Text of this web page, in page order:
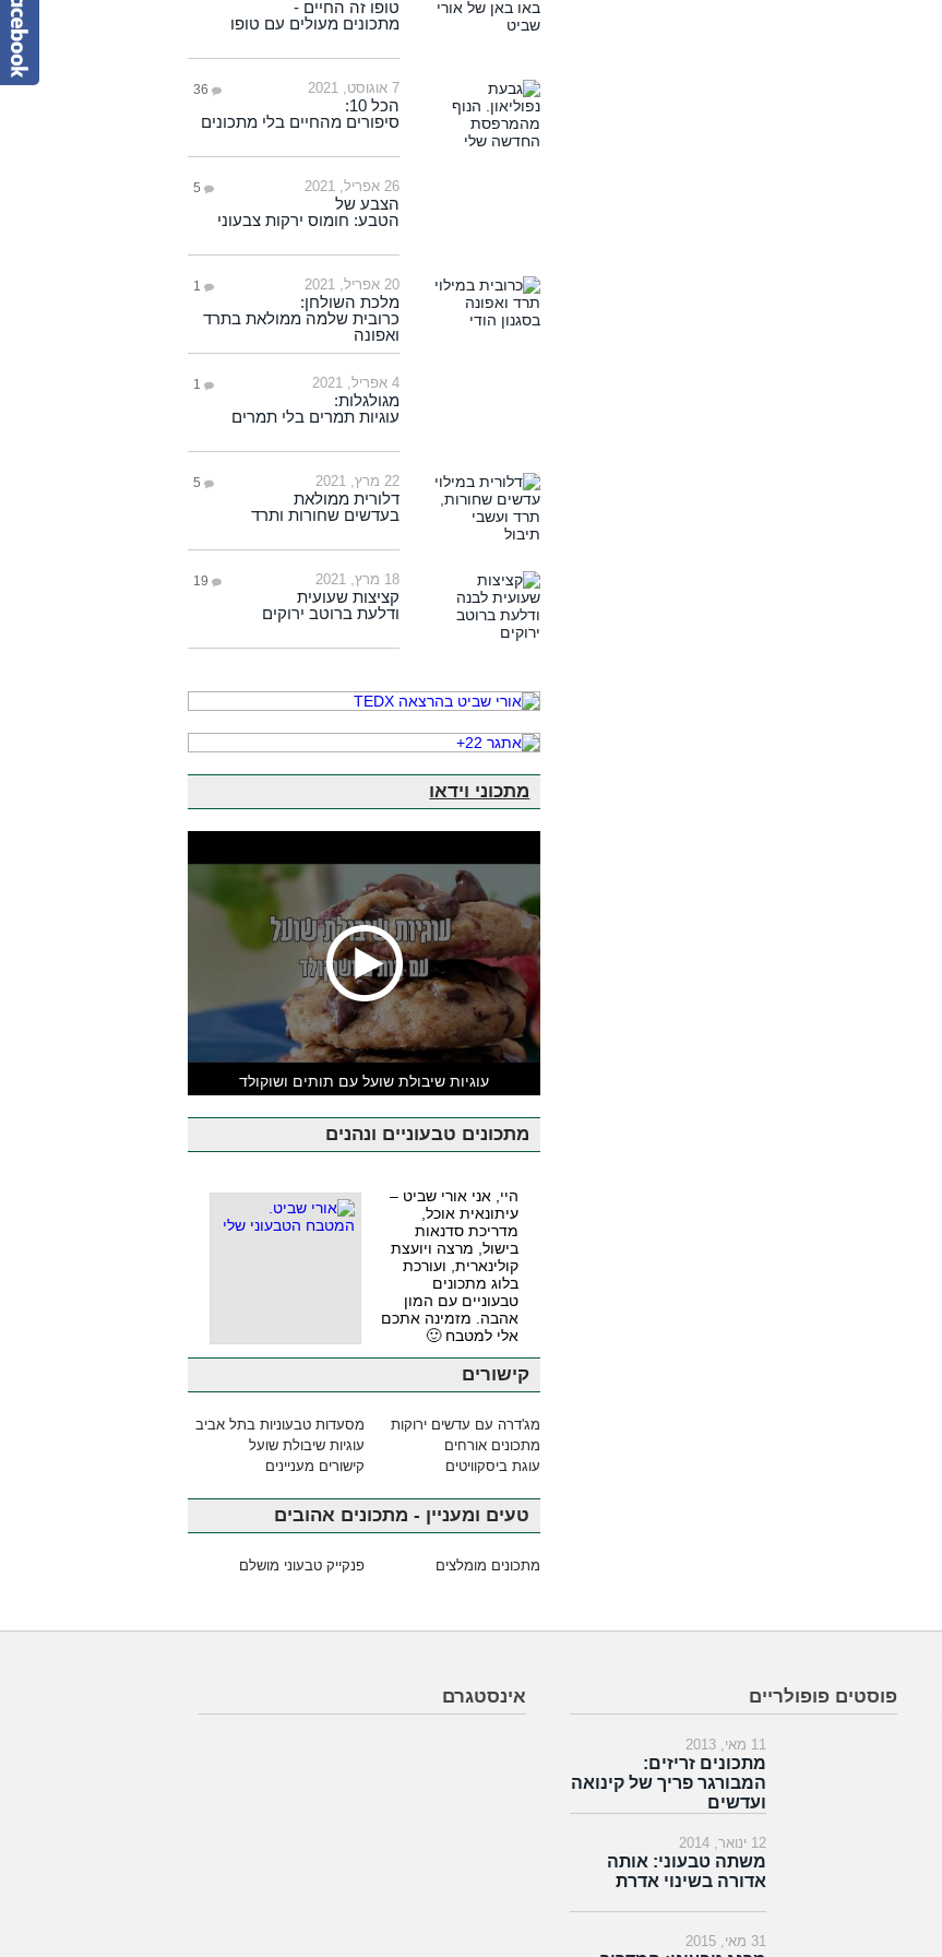
טופו זה החיים -
מתכונים מעולים עם טופו
7 אוגוסט, 2021 36
הכל 10:
סיפורים מהחיים בלי מתכונים
26 אפריל, 2021 5
הצבע של
הטבע: חומוס ירקות צבעוני
20 אפריל, 2021 1
מלכת השולחן:
כרובית שלמה ממולאת בתרד
ואפונה
4 אפריל, 2021 1
מגולגלות:
עוגיות תמרים בלי תמרים
22 מרץ, 2021 5
דלורית ממולאת
בעדשים שחורות ותרד
18 מרץ, 2021 19
קציצות שעועית
ודלעת ברוטב ירוקים
מתכוני וידאו
עוגיות שיבולת שועל עם תותים ושוקולד
מתכונים טבעוניים ונהנים
היי, אני אורי שביט –
עיתונאית אוכל,
מדריכת סדנאות
בישול, מרצה ויועצת
קולינארית, ועורכת
בלוג מתכונים
טבעוניים עם המון
אהבה. מזמינה אתכם
אלי למטבח 🙂
קישורים
מג'דרה עם עדשים ירוקות
מסעדות טבעוניות בתל אביב
מתכונים אורחים
עוגיות שיבולת שועל
עוגת ביסקוויטים
קישורים מעניינים
טעים ומעניין - מתכונים אהובים
מתכונים מומלצים פנקייק טבעוני מושלם
פוסטים פופולריים
11 מאי, 2013
מתכונים זריזים:
המבורגר פריך של קינואה
ועדשים
12 ינואר, 2014
משתה טבעוני: אותה
אדורה בשינוי אדרת
31 מאי, 2015
אינסטגרם